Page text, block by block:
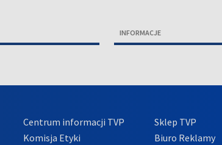
INFORMACJE
Centrum informacji TVP
Komisja Etyki
Sklep TVP
Biuro Reklamy